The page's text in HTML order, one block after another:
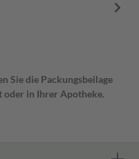
Sie die Packungsbeilage
oder in Ihrer Apotheke.